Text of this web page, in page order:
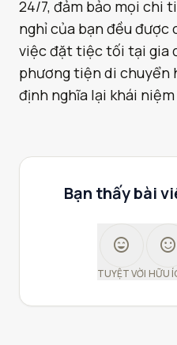
24/7, đảm bảo mọi chi
nghỉ của bạn đều được
việc đặt tiệc tối tại gia
phương tiện di chuyển
định nghĩa lại khái
Bạn thấy bài
sentiment_very_satisfied
TUYỆT VỜI
sentiment_satisfied
HỮU